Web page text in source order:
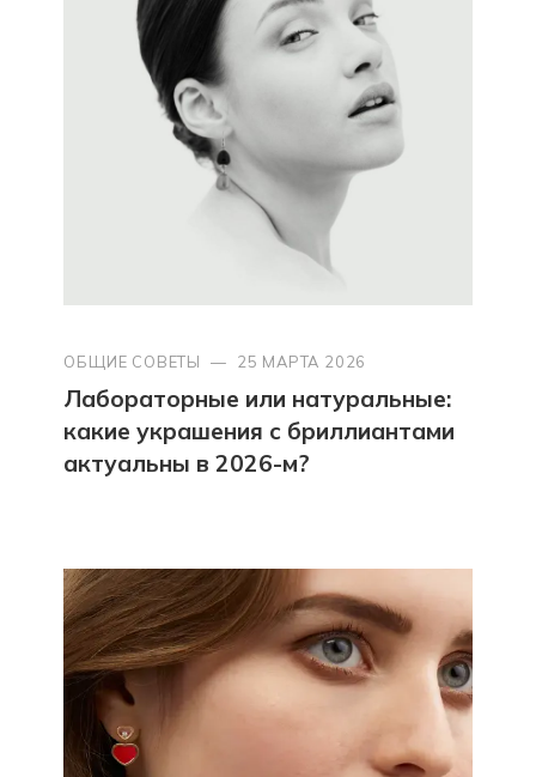
ОБЩИЕ СОВЕТЫ — 25 МАРТА 2026
Лабораторные или натуральные:
какие украшения с бриллиантами
актуальны в 2026-м?